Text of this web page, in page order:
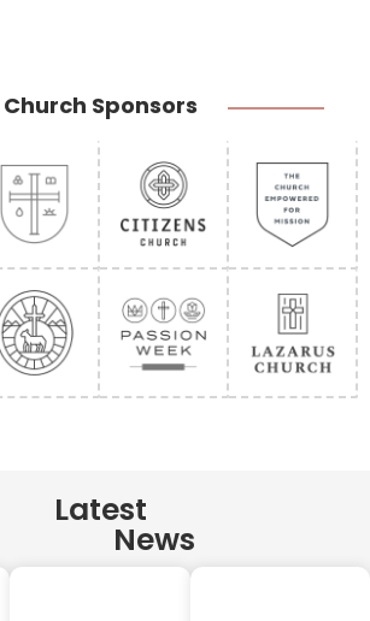
Church Sponsors
Latest
News